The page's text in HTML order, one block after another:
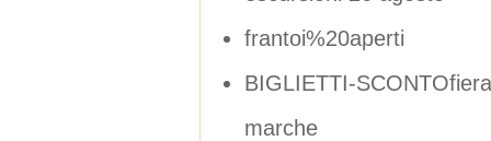
frantoi%20aperti
BIGLIETTI-
marche